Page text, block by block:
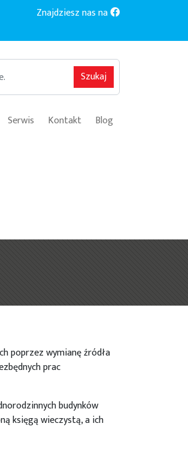
Znajdziesz nas na
Szukaj
Serwis Kontakt Blog
poprzez wymianę źródła
prac
budynków
księgą wieczystą, a ich